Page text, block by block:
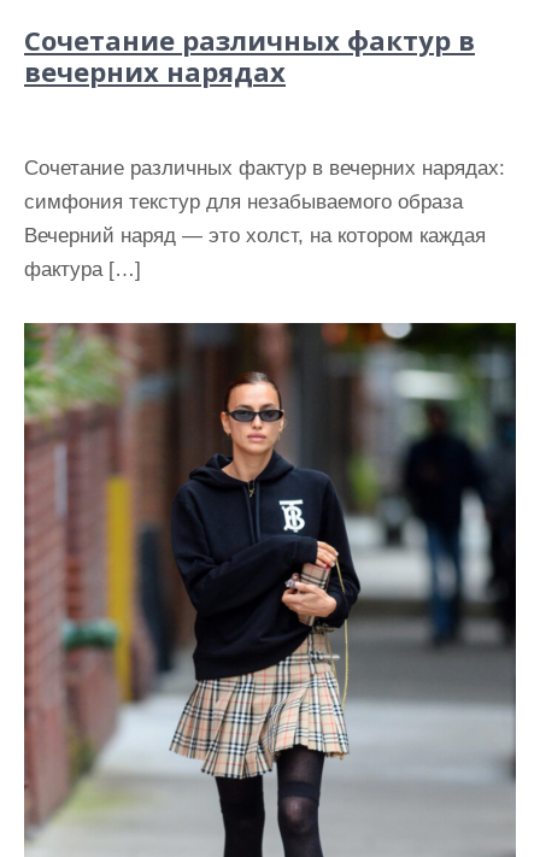
Сочетание различных фактур в
вечерних нарядах
Сочетание различных фактур в вечерних нарядах:
симфония текстур для незабываемого образа
Вечерний наряд — это холст, на котором каждая
фактура […]